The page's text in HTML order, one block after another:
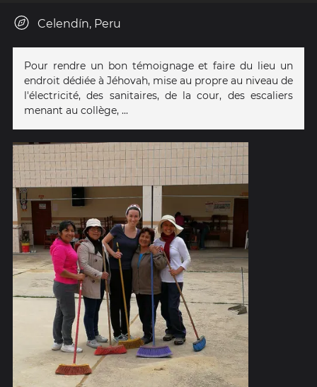
Celendín, Peru
Pour rendre un bon témoignage et faire du lieu un
endroit dédiée à Jéhovah, mise au propre au niveau de
l'électricité, des sanitaires, de la cour, des escaliers
menant au collège, ...